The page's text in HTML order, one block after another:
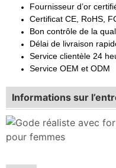
Fournisseur d’or
Certificat CE, RoHS,
Bon contrôle de la
Délai de livraison
Service clientèle 24
Service OEM et ODM
Informations sur